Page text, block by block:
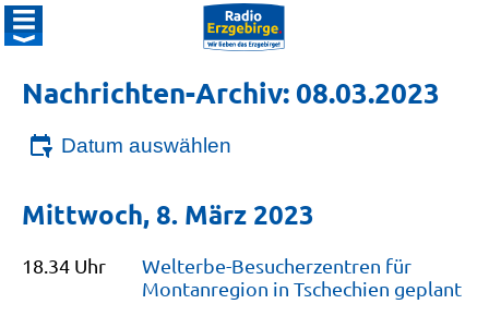
Nachrichten-Archiv: 08.03.2023
Datum auswählen
Mittwoch, 8. März 2023
18.34 Uhr
Welterbe-Besucherzentren für
Montanregion in Tschechien geplant